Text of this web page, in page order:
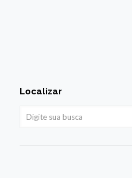
Localizar